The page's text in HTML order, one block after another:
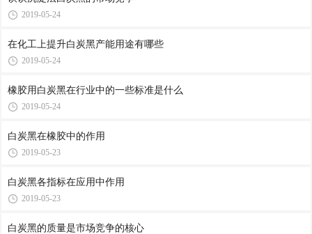
2019-05-24
在化工上提升白炭黑产能用途有哪些
2019-05-24
橡胶用白炭黑在行业中的一些标准是什么
2019-05-24
白炭黑在橡胶中的作用
2019-05-23
白炭黑各指标在应用中作用
2019-05-23
白炭黑的质量是市场竞争的核心